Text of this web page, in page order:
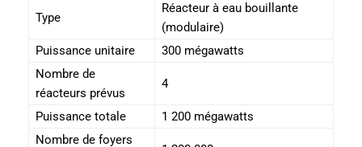
Type
Réacteur à eau bouillante
(modulaire)
Puissance unitaire
300 mégawatts
Nombre de
réacteurs prévus
4
Puissance totale
1 200 mégawatts
Nombre de foyers